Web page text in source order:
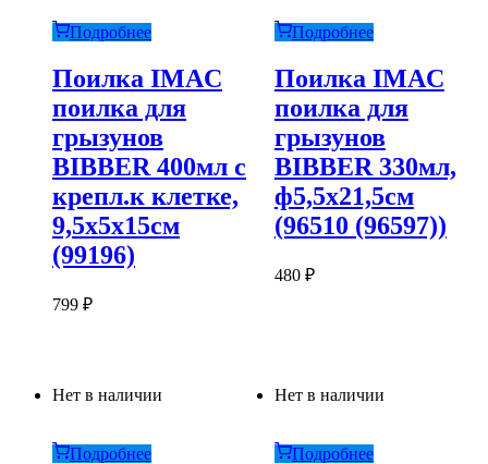
Подробнее
Поилка IMAC
поилка для
грызунов
BIBBER 400мл с
крепл.к клетке,
9,5х5х15см
(99196)
799 ₽
Подробнее
Поилка IMAC
поилка для
грызунов
BIBBER 330мл,
ф5,5х21,5см
(96510 (96597))
480 ₽
Нет в наличии
Подробнее
Нет в наличии
Подробнее